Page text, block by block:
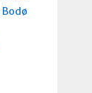
Bodø